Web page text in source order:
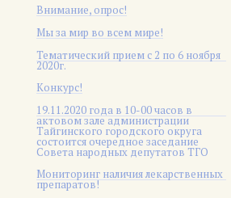
Внимание, опрос!
Мы за мир во всем мире!
Тематический прием с 2 по 6 ноября
2020г.
Конкурс!
19.11.2020 года в 10-00 часов в
актовом зале администрации
Тайгинского городского округа
состоится очередное заседание
Совета народных депутатов ТГО
Мониторинг наличия лекарственных
препаратов!